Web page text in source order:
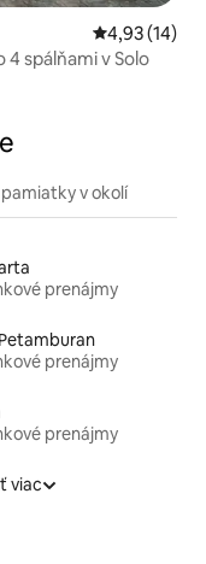
Priemerné
4,93 (14)
4 spálňami v Solo
v okolí
prenájmy
prenájmy
prenájmy
viac